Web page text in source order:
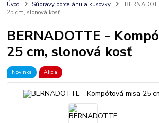
Úvod Súpravy porcelánu a kusovky
25 cm, slonová kosť
BERNADOTTE -
25 cm, slonová kosť
Novinka Akcia